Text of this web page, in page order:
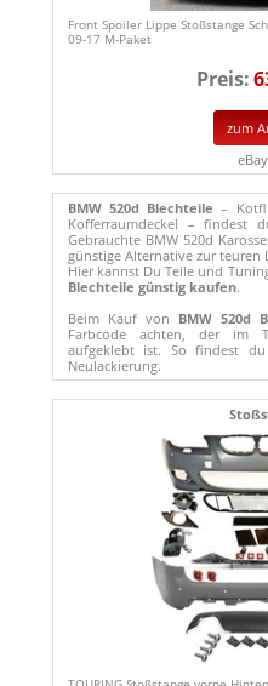
Front Spoiler Lippe Stoßstange
09-17 M-Paket
Preis:
zum
BMW 520d Blechteile –
Kofferraumdeckel – findest
Gebrauchte BMW 520d
günstige Alternative zur teuren
Hier kannst Du Teile und
Blechteile günstig kaufen.
Beim Kauf von BMW 520d
Farbcode achten, der im
aufgeklebt ist. So findest du
Neulackierung.